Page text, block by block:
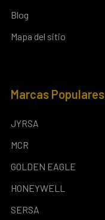
Blog
Mapa del sitio
Marcas Populares
JYRSA
MCR
GOLDEN EAGLE
HONEYWELL
SERSA